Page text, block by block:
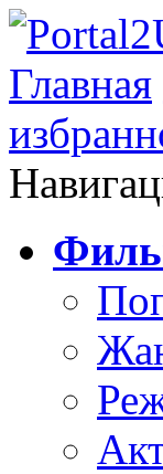
Главная